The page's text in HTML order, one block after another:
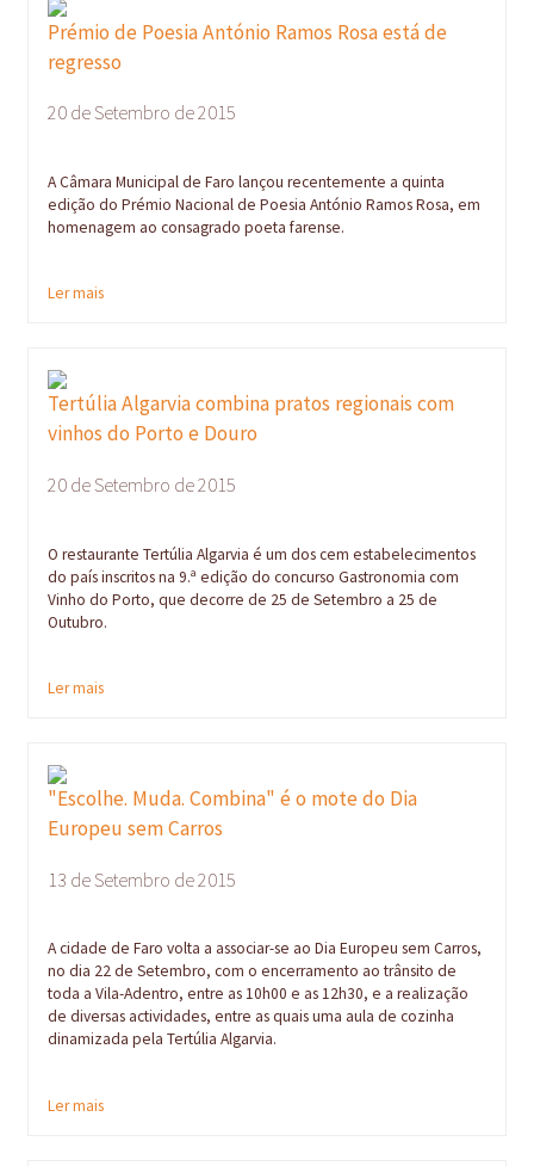
Prémio de Poesia António Ramos Rosa está de
regresso
20 de Setembro de 2015
A Câmara Municipal de Faro lançou recentemente a quinta
edição do Prémio Nacional de Poesia António Ramos Rosa, em
homenagem ao consagrado poeta farense.
Ler mais
Tertúlia Algarvia combina pratos regionais com
vinhos do Porto e Douro
20 de Setembro de 2015
O restaurante Tertúlia Algarvia é um dos cem estabelecimentos
do país inscritos na 9.ª edição do concurso Gastronomia com
Vinho do Porto, que decorre de 25 de Setembro a 25 de
Outubro.
Ler mais
"Escolhe. Muda. Combina" é o mote do Dia
Europeu sem Carros
13 de Setembro de 2015
A cidade de Faro volta a associar-se ao Dia Europeu sem Carros,
no dia 22 de Setembro, com o encerramento ao trânsito de
toda a Vila-Adentro, entre as 10h00 e as 12h30, e a realização
de diversas actividades, entre as quais uma aula de cozinha
dinamizada pela Tertúlia Algarvia.
Ler mais